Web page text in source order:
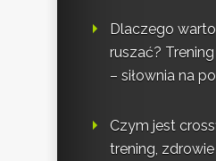
Dlaczego
ruszać?
– siłownia na
Czym jest
trening,